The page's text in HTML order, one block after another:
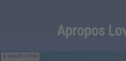
Apropos
IMAGO / IPON